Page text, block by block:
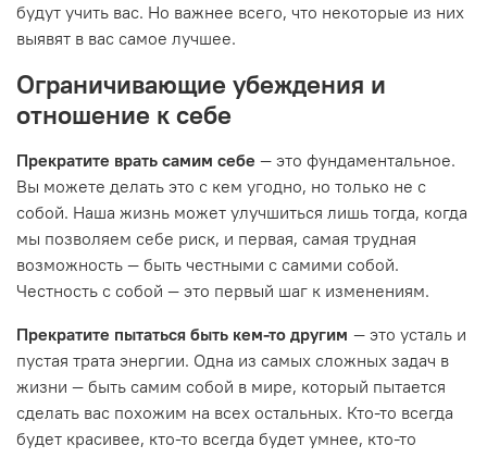
будут учить вас. Но важнее всего, что некоторые из них
выявят в вас самое лучшее.
Ограничивающие убеждения и
отношение к себе
Прекратите врать самим себе — это фундаментальное.
Вы можете делать это с кем угодно, но только не с
собой. Наша жизнь может улучшиться лишь тогда, когда
мы позволяем себе риск, и первая, самая трудная
возможность — быть честными с самими собой.
Честность с собой — это первый шаг к изменениям.
Прекратите пытаться быть кем-то другим — это усталь и
пустая трата энергии. Одна из самых сложных задач в
жизни — быть самим собой в мире, который пытается
сделать вас похожим на всех остальных. Кто-то всегда
будет красивее, кто-то всегда будет умнее, кто-то